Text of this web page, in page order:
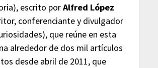
escrito porAlfred López
conferenciante y divulgador
que reúne en esta
alrededor de dos mil artículos
desde abril de 2011, que